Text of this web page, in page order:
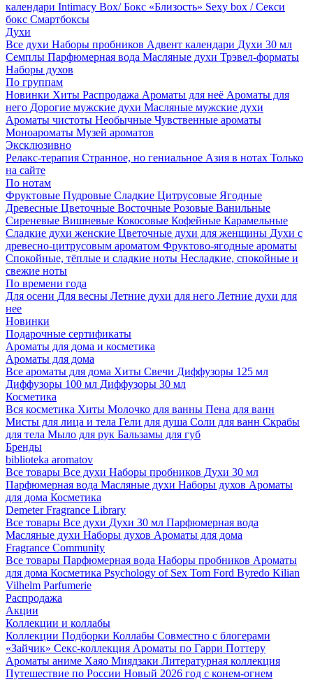
календари Intimacy Box/ Бокс «Близость» Sexy box / Секси
бокс Смартбоксы
Духи
Все духи Наборы пробников Адвент календари Духи 30 мл
Семплы Парфюмерная вода Масляные духи Трэвел-форматы
Наборы духов
По группам
Новинки Хиты Распродажа Ароматы для неё Ароматы для
него Дорогие мужские духи Масляные мужские духи
Ароматы чистоты Необычные Чувственные ароматы
Моноароматы Музей ароматов
Эксклюзивно
Релакс-терапия Странное, но гениальное Азия в нотах Только
на сайте
По нотам
Фруктовые Пудровые Сладкие Цитрусовые Ягодные
Древесные Цветочные Восточные Розовые Ванильные
Сиреневые Вишневые Кокосовые Кофейные Карамельные
Сладкие духи женские Цветочные духи для женщины Духи с
древесно-цитрусовым ароматом Фруктово-ягодные ароматы
Спокойные, тёплые и сладкие ноты Несладкие, спокойные и
свежие ноты
По времени года
Для осени Для весны Летние духи для него Летние духи для
нее
Новинки
Подарочные сертификаты
Ароматы для дома и косметика
Ароматы для дома
Все ароматы для дома Хиты Свечи Диффузоры 125 мл
Диффузоры 100 мл Диффузоры 30 мл
Косметика
Вся косметика Хиты Молочко для ванны Пена для ванн
Мисты для лица и тела Гели для душа Соли для ванн Скрабы
для тела Мыло для рук Бальзамы для губ
Бренды
biblioteka aromatov
Все товары Все духи Наборы пробников Духи 30 мл
Парфюмерная вода Масляные духи Наборы духов Ароматы
для дома Косметика
Demeter Fragrance Library
Все товары Все духи Духи 30 мл Парфюмерная вода
Масляные духи Наборы духов Ароматы для дома
Fragrance Community
Все товары Парфюмерная вода Наборы пробников Ароматы
для дома Косметика Psychology of Sex Tom Ford Byredo Kilian
Vilhelm Parfumerie
Распродажа
Акции
Коллекции и коллабы
Коллекции Подборки Коллабы Совместно с блогерами
«Зайчик» Секс-коллекция Ароматы по Гарри Поттеру
Ароматы аниме Хаяо Миядзаки Литературная коллекция
Путешествие по России Новый 2026 год с конем-огнем